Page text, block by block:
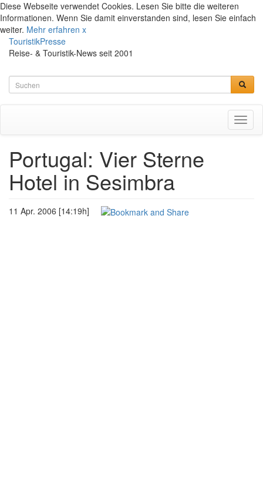
Diese Webseite verwendet Cookies. Lesen Sie bitte die weiteren
Informationen. Wenn Sie damit einverstanden sind, lesen Sie einfach
weiter. Mehr erfahren x
TouristikPresse
Reise- & Touristik-News seit 2001
Portugal: Vier Sterne
Hotel in Sesimbra
11 Apr. 2006 [14:19h]